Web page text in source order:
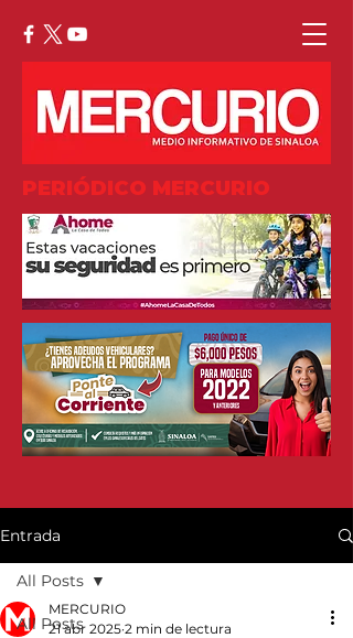
PERIÓDICO MERCURIO
Entrada
All Posts
All Posts
MERCURIO
21 abr 2025 2 min de lectura